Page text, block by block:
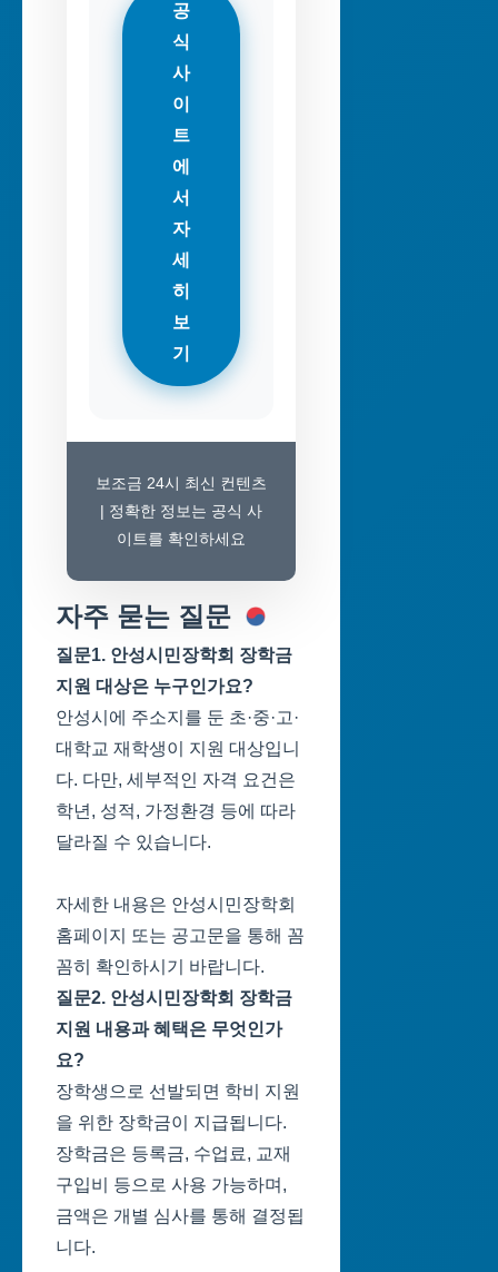
공
식
사
이
트
에
서
자
세
히
보
기
보조금 24시 최신 컨텐츠
| 정확한 정보는 공식 사
이트를 확인하세요
자주 묻는 질문
질문1. 안성시민장학회 장학금
지원 대상은 누구인가요?
안성시에 주소지를 둔 초·중·고·
대학교 재학생이 지원 대상입니
다. 다만, 세부적인 자격 요건은
학년, 성적, 가정환경 등에 따라
달라질 수 있습니다.
자세한 내용은 안성시민장학회
홈페이지 또는 공고문을 통해 꼼
꼼히 확인하시기 바랍니다.
질문2. 안성시민장학회 장학금
지원 내용과 혜택은 무엇인가
요?
장학생으로 선발되면 학비 지원
을 위한 장학금이 지급됩니다.
장학금은 등록금, 수업료, 교재
구입비 등으로 사용 가능하며,
금액은 개별 심사를 통해 결정됩
니다.